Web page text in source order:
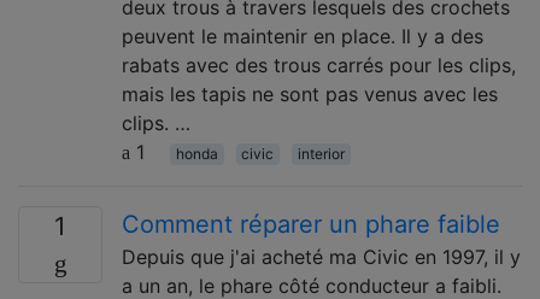
deux trous à travers lesquels des crochets
peuvent le maintenir en place. Il y a des
rabats avec des trous carrés pour les clips,
mais les tapis ne sont pas venus avec les
clips. …
1
honda civic interior
1 Comment réparer un phare faible
Depuis que j'ai acheté ma Civic en 1997, il y
a un an, le phare côté conducteur a faibli.